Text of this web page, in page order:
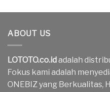
ABOUT US
LOTOTO.co.id adalah
Fokus kami adalah
ONEBIZ yang Berkualitas,